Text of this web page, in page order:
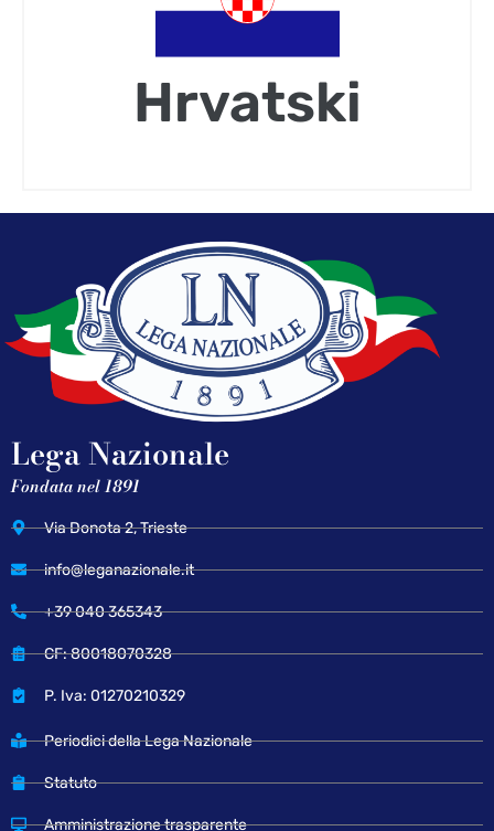
Hrvatski
Lega Nazionale
Fondata nel 1891
Via Donota 2, Trieste
info@leganazionale.it
+39 040 365343
CF: 80018070328
P. Iva: 01270210329
Periodici della Lega Nazionale
Statuto
Amministrazione trasparente